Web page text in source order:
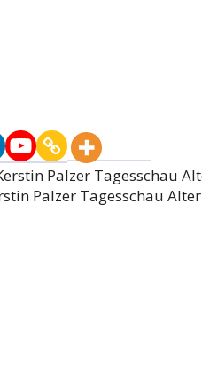
Palzer Tagesschau Alter